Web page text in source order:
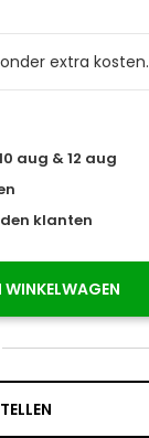
extra kosten.
aug & 12 aug
klanten